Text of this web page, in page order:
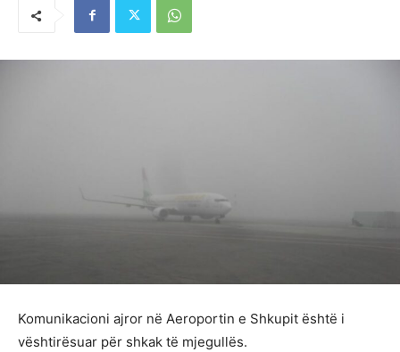
Komunikacioni ajror në Aeroportin e Shkupit është i
vështirësuar për shkak të mjegullës.